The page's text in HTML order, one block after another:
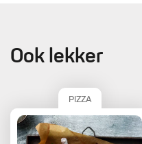
Ook lekker
PIZZA